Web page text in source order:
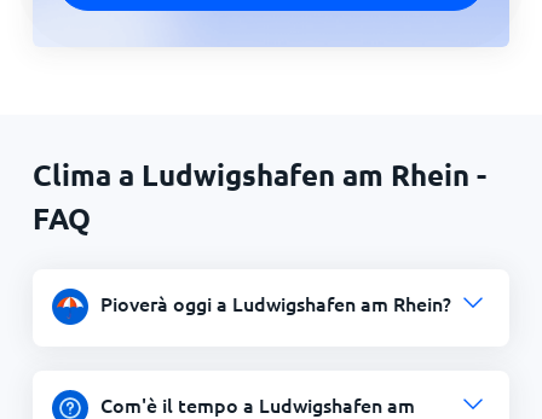
Clima a Ludwigshafen am Rhein -
FAQ
Pioverà oggi a Ludwigshafen am Rhein?
Com'è il tempo a Ludwigshafen am